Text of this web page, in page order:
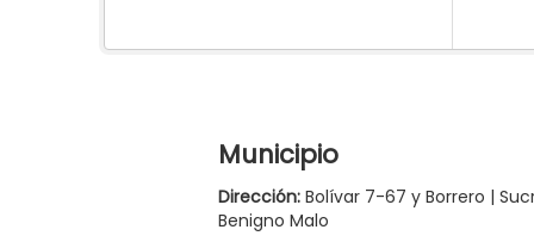
Municipio
Dirección: Bolívar 7-67 y Borrero |
Benigno Malo